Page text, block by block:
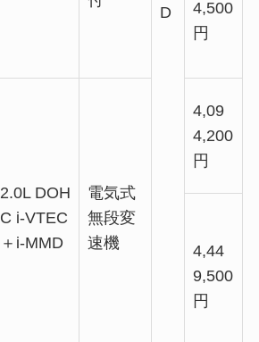
D
4,500
円
2.0L DOH
C i-VTEC
＋i-MMD
電気式
無段変
速機
4,09
4,200
円
4,44
9,500
円